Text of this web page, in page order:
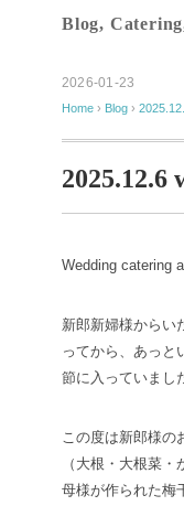
Blog, Catering
2026-01-23
Home › Blog ›
2025.12.6
Wedding catering
新郎新婦様からい
ってから、あっと
節に入っていまし
この度は新郎様の
（大根・大根菜
母様が作られた梅